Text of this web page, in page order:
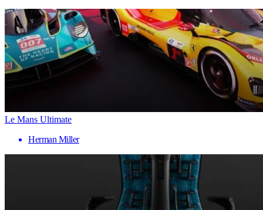
Le Mans Ultimate
Herman Miller